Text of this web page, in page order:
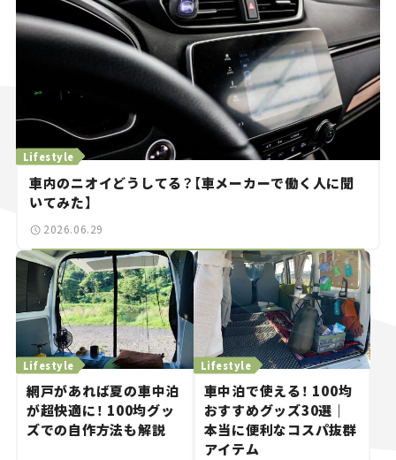
Lifestyle
車内のニオイどうしてる？【車メーカーで働く人に聞
いてみた】
2026.06.29
Lifestyle
網戸があれば夏の車中泊
が超快適に！ 100均グッ
ズでの自作方法も解説
Lifestyle
車中泊で使える！ 100均
おすすめグッズ30選｜
本当に便利なコスパ抜群
アイテム